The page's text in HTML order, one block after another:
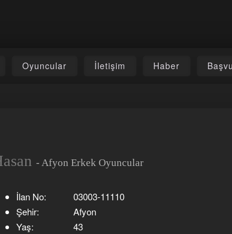
Oyuncular İletişim Haber
- Afyon Erkek Oyuncular
İlan No:
03003-11110
Şehir:
Afyon
Yaş:
43